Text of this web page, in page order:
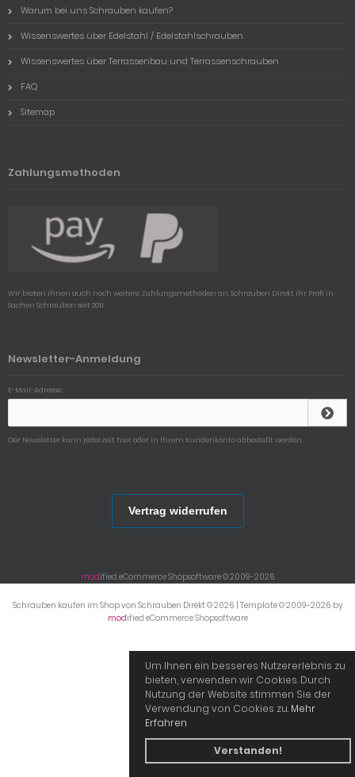
Warum bei uns Schrauben kaufen?
Wissenswertes über Edelstahl / Edelstahlschrauben
Wissenswertes über Terrassenbau und Terrassenschrauben
FAQ
Sitemap
Zahlungsmethoden
Wir bieten ihnen auch noch weitere Zahlungsmethoden an, Schrauben Direkt ihr Profi in
Sachen Schrauben seit 2011
Newsletter-Anmeldung
E-Mail-Adresse:
Der Newsletter kann jederzeit hier oder in Ihrem Kundenkonto abbestellt werden.
Vertrag widerrufen
Schrauben kaufen im Shop von Schrauben Direkt © 2026 | Template © 2009-2026 by
modified eCommerce Shopsoftware
modified eCommerce Shopsoftware © 2009-2026
Um Ihnen ein besseres Nutzererlebnis zu
bieten, verwenden wir Cookies. Durch
Nutzung der Website stimmen Sie der
Verwendung von Cookies zu. Mehr
Erfahren
Verstanden!